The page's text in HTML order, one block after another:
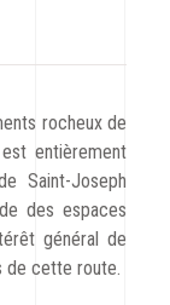
rocheux de
entièrement
Saint-Joseph
des espaces
général de
de cette route.